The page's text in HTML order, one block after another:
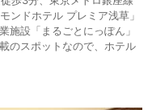
ンドホテル プレミア浅草」
施設「まるごとにっぽん」
のスポットなので、ホテル